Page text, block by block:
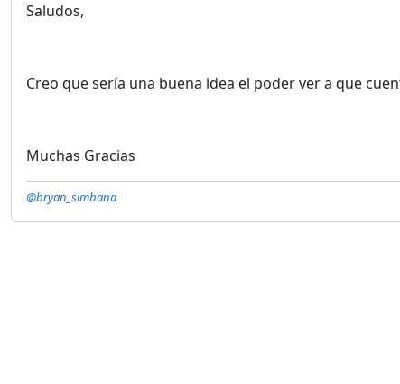
Saludos,
Creo que sería una buena idea el poder ver a que
Muchas Gracias
@bryan_simbana